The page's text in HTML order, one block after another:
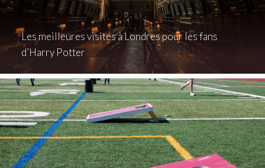
Les meilleures visites à Londres pour les fans
d’Harry Potter